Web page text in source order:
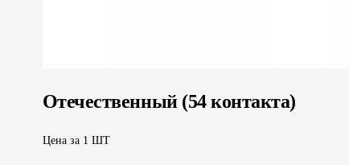
Отечественный (54 контакта)
Цена за 1 ШТ